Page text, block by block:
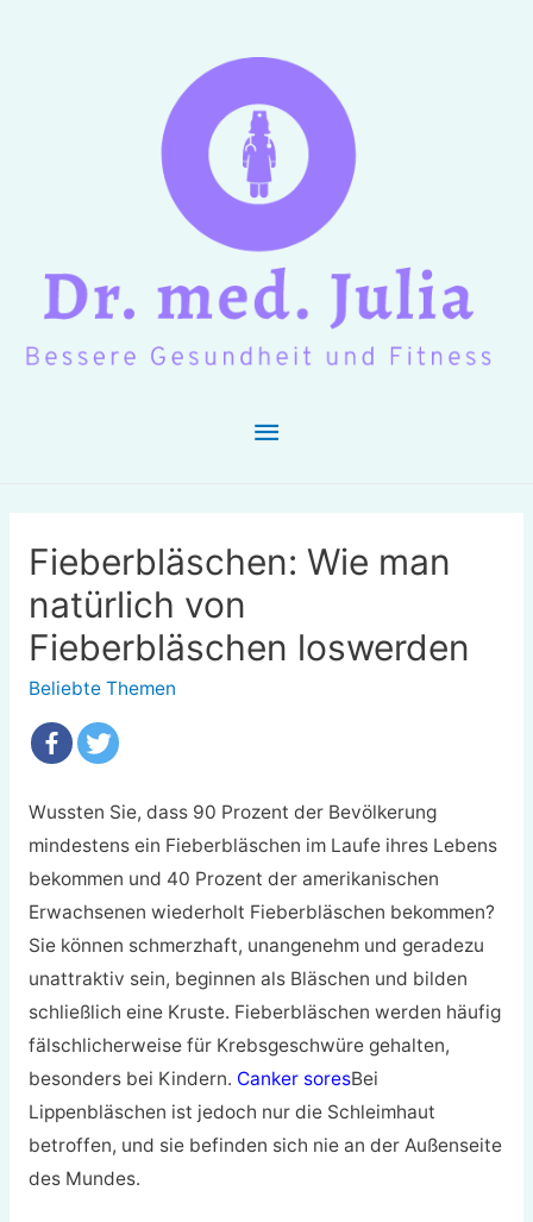
Hauptmenü
Fieberbläschen: Wie man
natürlich von
Fieberbläschen loswerden
Beliebte Themen
Wussten Sie, dass 90 Prozent der Bevölkerung
mindestens ein Fieberbläschen im Laufe ihres Lebens
bekommen und 40 Prozent der amerikanischen
Erwachsenen wiederholt Fieberbläschen bekommen?
Sie können schmerzhaft, unangenehm und geradezu
unattraktiv sein, beginnen als Bläschen und bilden
schließlich eine Kruste. Fieberbläschen werden häufig
fälschlicherweise für Krebsgeschwüre gehalten,
besonders bei Kindern. Canker soresBei
Lippenbläschen ist jedoch nur die Schleimhaut
betroffen, und sie befinden sich nie an der Außenseite
des Mundes.